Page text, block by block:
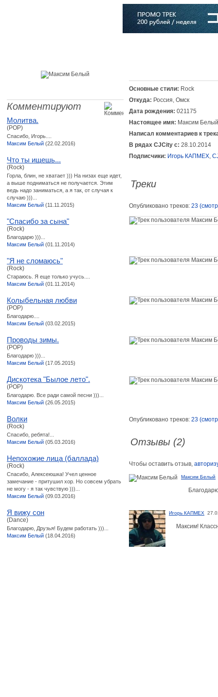
Комментируют
Молитва.
(POP)
Спасибо, Игорь....
Максим Белый (22.02.2016)
Что ты ищешь...
(Rock)
Горла, блин, не хватает ))) На низах еще идет,
а выше подниматься не получается. Этим
ведь надо заниматься, а я так, от случая к
случаю )))...
Максим Белый (11.11.2015)
"Спасибо за сына"
(Rock)
Благодарю )))...
Максим Белый (01.11.2014)
"Я не сломаюсь"
(Rock)
Стараюсь. Я еще только учусь....
Максим Белый (01.11.2014)
Колыбельная любви
(POP)
Благодарю....
Максим Белый (03.02.2015)
Проводы зимы.
(POP)
Благодарю )))...
Максим Белый (17.05.2015)
Дискотека "Былое лето".
(POP)
Благодарю. Все ради самой песни )))...
Максим Белый (26.05.2015)
Волки
(Rock)
Спасибо, ребята!...
Максим Белый (05.03.2016)
Непохожие лица (баллада)
(Rock)
Спасибо, Алексеюшка! Учел ценное
замечание - притушил хор. Но совсем убрать
не могу - я так чувствую )))...
Максим Белый (09.03.2016)
Я вижу сон
(Dance)
Благодарю, Друзья! Будем работать )))...
Максим Белый (18.04.2016)
Основные стили: Rock
Откуда: Россия, Омск
Дата рождения: 021175
Настоящее имя: Максим Белый
Написал комментариев к
В рядах CJCity с: 28.10.2014
Подписчики: Игорь КАПМЕХ,
Треки
Опубликовано треков: 23
Опубликовано треков: 23
Отзывы (2)
Чтобы оставить отзыв,
Максим Белый
Игорь КАПМЕХ
Максим!